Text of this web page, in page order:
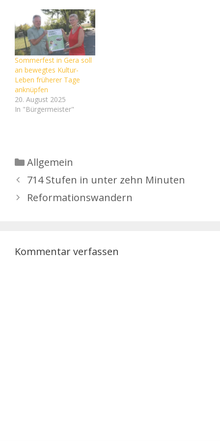
400 Spieler in 60
Mannschaften
absolvierten eine 10
Kilometer lange Strecke
unter freiem Himmel. Mit
feuerwehrspezifischen
Wissen und dem Einsatz
ihrer Fähigkeiten im
Umgang mit Karte und
Kompass…
Sommerfest in Gera soll
an bewegtes Kultur-
Leben früherer Tage
anknüpfen
20. August 2025
In "Bürgermeister"
Kategorien
Allgemein
714 Stufen in unter zehn Minuten
Reformationswandern
Kommentar verfassen